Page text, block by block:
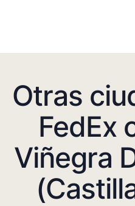
Otras
FedEx
Viñegra